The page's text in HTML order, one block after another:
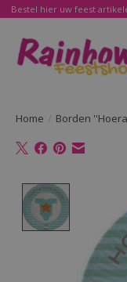
Bestel hier uw feest
Home / Borden